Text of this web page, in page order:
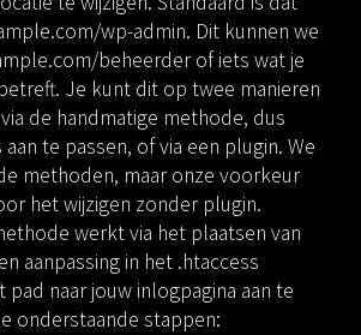
wp-admin. Dit kunnen we
beheerder of iets wat je
Je kunt dit op twee manieren
de handmatige methode, dus
te passen, of via een plugin. We
methoden, maar onze voorkeur
het wijzigen zonder plugin.
werkt via het plaatsen van
aanpassing in het .htaccess
pad naar jouw inlogpagina aan te
onderstaande stappen: